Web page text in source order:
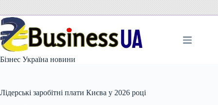
вмісту
Бізнес Україна новини
Лідерські заробітні плати Києва у 2026 році